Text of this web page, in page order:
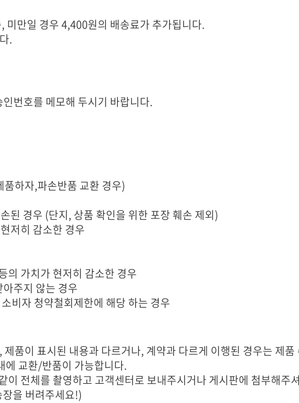
미만일 경우 4,400원의 배송료가 추가됩니다.
.
번호를 메모해 두시기 바랍니다.
품하자,파손반품 교환 경우)
된 경우 (단지, 상품 확인을 위한 포장 훼손 제외)
저히 감소한 경우
의 가치가 현저히 감소한 경우
주지 않는 경우
비자 청약철회제한에 해당 하는 경우
품이 표시된 내용과 다르거나, 계약과 다르게 이행된 경우는 제
에 교환/반품이 가능합니다.
이 전체를 촬영하고 고객센터로 보내주시거나 게시판에 첨부해주
을 버려주세요!)